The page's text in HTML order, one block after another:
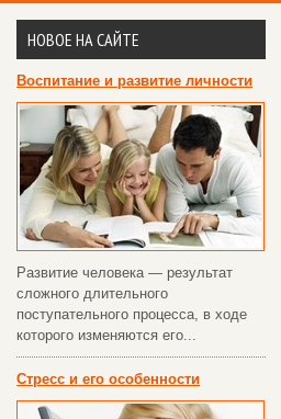
НОВОЕ НА САЙТЕ
Воспитание и развитие личности
Развитие человека — результат
сложного длительного
поступательного процесса, в ходе
которого изменяются его...
Стресс и его особенности